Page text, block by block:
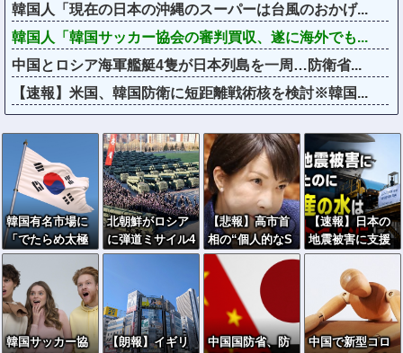
韓国人「現在の日本の沖縄のスーパーは台風のおかげ...
韓国人「韓国サッカー協会の審判買収、遂に海外でも...
中国とロシア海軍艦艇4隻が日本列島を一周…防衛省...
【速報】米国、韓国防衛に短距離戦術核を検討※韓国...
韓国有名市場に
「でたらめ太極
旗」商品…徐教
授「覚醒するべ
き」
北朝鮮がロシア
に弾道ミサイル4
0発供与、ミサイ
開始…さらに80
発見通し！
【悲報】高市首
相の“個人的なS
NS投稿”で習近
平ブチギレ説ｗ
ｗｗｗｗ
【速報】日本の
地震被害に支援
したのに「韓国
産の水は水洗ト
イレに」
韓国サッカー協
【朗報】イギリ
中国国防省、防
中国で新型コロ